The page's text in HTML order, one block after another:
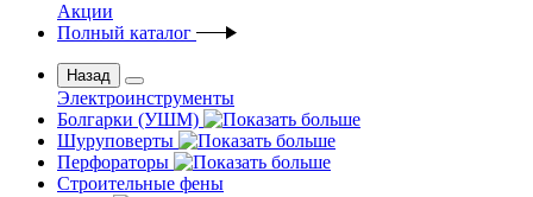
Акции
Полный каталог
Назад
Электроинструменты
Болгарки (УШМ)
Шуруповерты
Перфораторы
Строительные фены